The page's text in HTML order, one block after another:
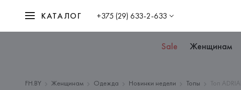
КАТАЛОГ +375 (29) 633-2-633
Sale Женщинам
FH.BY Женщинам Одежда Новинки недели Топы Топ